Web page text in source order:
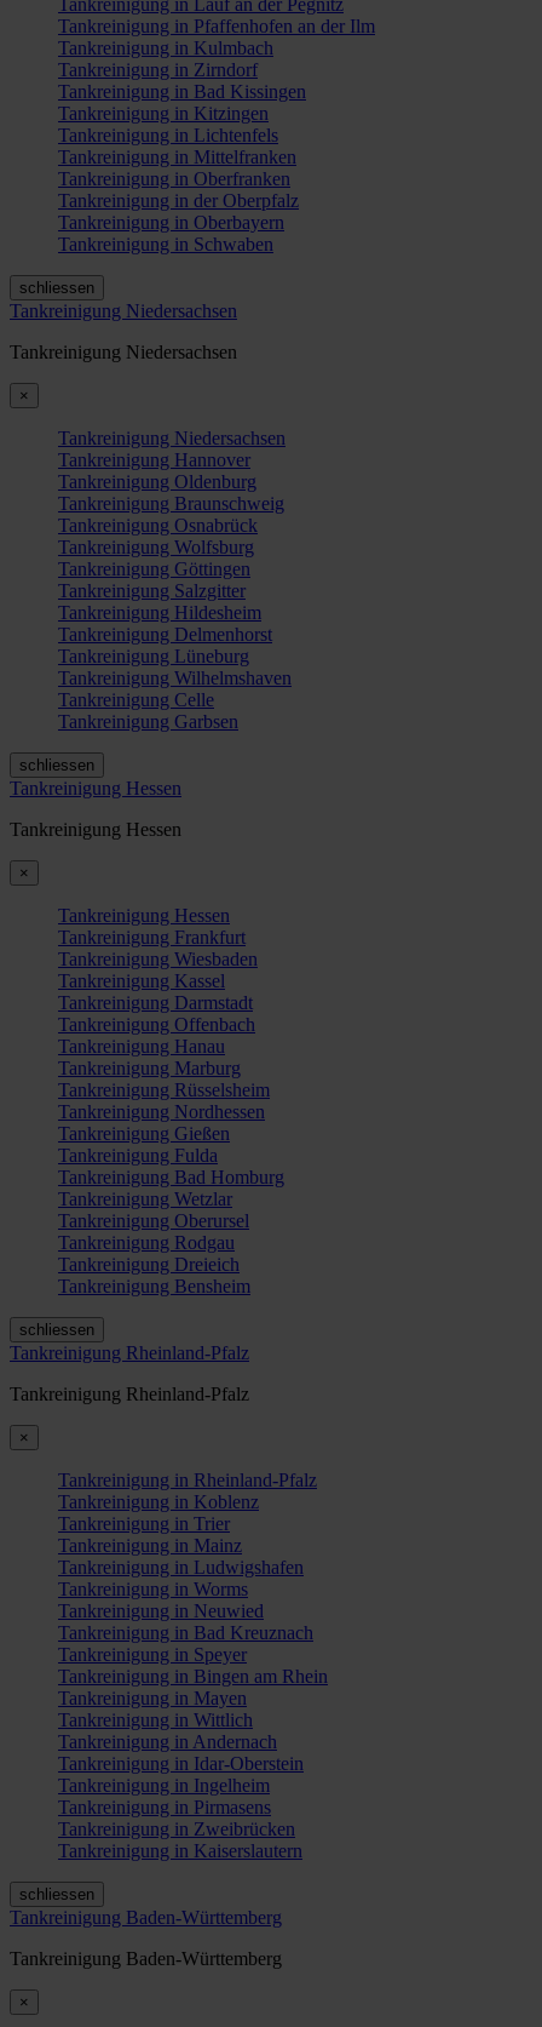
Tankreinigung in Pfaffenhofen an der Ilm
Tankreinigung in Kulmbach
Tankreinigung in Zirndorf
Tankreinigung in Bad Kissingen
Tankreinigung in Kitzingen
Tankreinigung in Lichtenfels
Tankreinigung in Mittelfranken
Tankreinigung in Oberfranken
Tankreinigung in der Oberpfalz
Tankreinigung in Oberbayern
Tankreinigung in Schwaben
schliessen
Tankreinigung Niedersachsen
Tankreinigung Niedersachsen
×
Tankreinigung Niedersachsen
Tankreinigung Hannover
Tankreinigung Oldenburg
Tankreinigung Braunschweig
Tankreinigung Osnabrück
Tankreinigung Wolfsburg
Tankreinigung Göttingen
Tankreinigung Salzgitter
Tankreinigung Hildesheim
Tankreinigung Delmenhorst
Tankreinigung Lüneburg
Tankreinigung Wilhelmshaven
Tankreinigung Celle
Tankreinigung Garbsen
schliessen
Tankreinigung Hessen
Tankreinigung Hessen
×
Tankreinigung Hessen
Tankreinigung Frankfurt
Tankreinigung Wiesbaden
Tankreinigung Kassel
Tankreinigung Darmstadt
Tankreinigung Offenbach
Tankreinigung Hanau
Tankreinigung Marburg
Tankreinigung Rüsselsheim
Tankreinigung Nordhessen
Tankreinigung Gießen
Tankreinigung Fulda
Tankreinigung Bad Homburg
Tankreinigung Wetzlar
Tankreinigung Oberursel
Tankreinigung Rodgau
Tankreinigung Dreieich
Tankreinigung Bensheim
schliessen
Tankreinigung Rheinland-Pfalz
Tankreinigung Rheinland-Pfalz
×
Tankreinigung in Rheinland-Pfalz
Tankreinigung in Koblenz
Tankreinigung in Trier
Tankreinigung in Mainz
Tankreinigung in Ludwigshafen
Tankreinigung in Worms
Tankreinigung in Neuwied
Tankreinigung in Bad Kreuznach
Tankreinigung in Speyer
Tankreinigung in Bingen am Rhein
Tankreinigung in Mayen
Tankreinigung in Wittlich
Tankreinigung in Andernach
Tankreinigung in Idar-Oberstein
Tankreinigung in Ingelheim
Tankreinigung in Pirmasens
Tankreinigung in Zweibrücken
Tankreinigung in Kaiserslautern
schliessen
Tankreinigung Baden-Württemberg
Tankreinigung Baden-Württemberg
×